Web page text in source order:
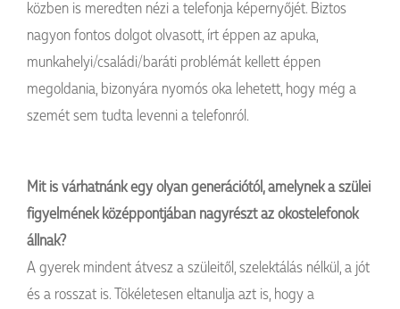
közben is meredten nézi a telefonja képernyőjét. Biztos
nagyon fontos dolgot olvasott, írt éppen az apuka,
munkahelyi/családi/baráti problémát kellett éppen
megoldania, bizonyára nyomós oka lehetett, hogy még a
szemét sem tudta levenni a telefonról.
Mit is várhatnánk egy olyan generációtól, amelynek a szülei
figyelmének középpontjában nagyrészt az okostelefonok
állnak?
A gyerek mindent átvesz a szüleitől, szelektálás nélkül, a jót
és a rosszat is. Tökéletesen eltanulja azt is, hogy a